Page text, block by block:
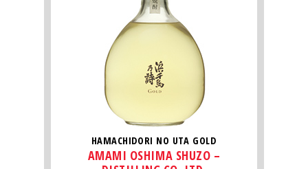
HAMACHIDORI NO UTA GOLD
AMAMI OSHIMA SHUZO –